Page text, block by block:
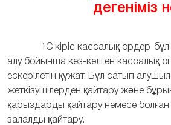
дегеніміз
1С кіріс кассалық ордер-бұл
алу бойынша кез-келген кассалық
ескерілетін құжат. Бұл сатып
жеткізушілерден қайтару және
қарыздарды қайтару немесе болған
залалды қайтару.